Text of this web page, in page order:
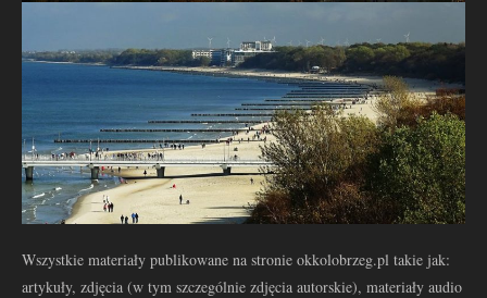
Wszystkie materiały publikowane na stronie okkolobrzeg.pl takie jak:
artykuły, zdjęcia (w tym szczególnie zdjęcia autorskie), materiały audio